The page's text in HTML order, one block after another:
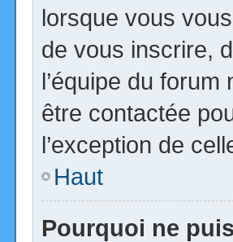
lorsque vous
de vous inscrire,
l’équipe du
être contactée
l’exception de
Haut
Pourquoi ne